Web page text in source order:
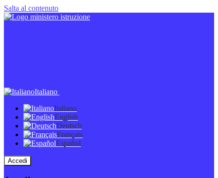
Salta al contenuto
Italiano
Italiano
English
Deutsch
Français
Español
Accedi